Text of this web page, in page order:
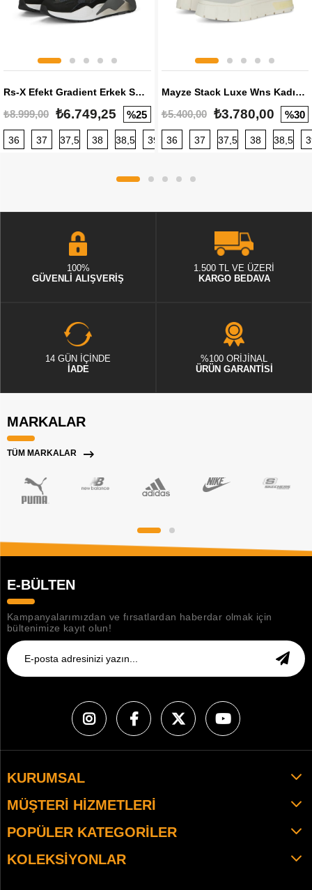
Rs-X Efekt Gradient Erkek Sneaker
₺8.999,00 ₺6.749,25 %25
36 37 37,5 38 38,5 39 40 40,5 41 42 42,5
Mayze Stack Luxe Wns Kadın Sneaker
₺5.400,00 ₺3.780,00 %30
36 37 37,5 38 38,5
100%
GÜVENLİ ALIŞVERİŞ
1.500 TL VE ÜZERİ
KARGO BEDAVA
14 GÜN İÇİNDE
İADE
%100 ORİJİNAL
ÜRÜN GARANTİSİ
MARKALAR
TÜM MARKALAR
E-BÜLTEN
Kampanyalarımızdan ve fırsatlardan haberdar olmak için
bültenimize kayıt olun!
KURUMSAL
MÜŞTERI HIZMETLERI
POPÜLER KATEGORILER
KOLEKSIYONLAR